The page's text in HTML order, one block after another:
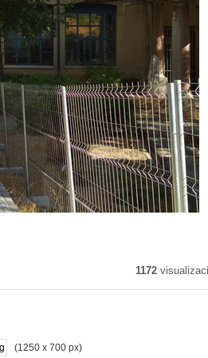
1172
(1250 x 700 px)